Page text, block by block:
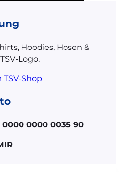
Hoodies, Hosen &
Logo.
Shop
0000 0000 0035 90